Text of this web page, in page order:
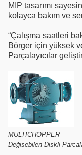
MIP tasarımı
kolayca bakım ve
“Çalışma saatleri
Börger için yüksek
Parçalayıcılar
MULTICHOPPER
Değişebilen Diskli